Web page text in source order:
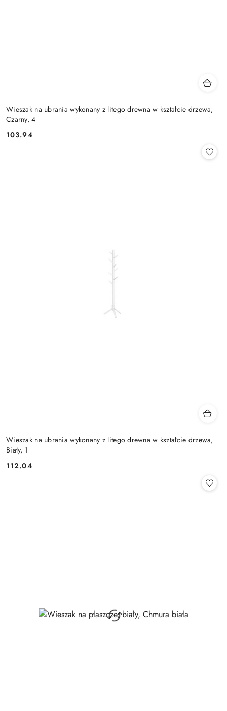
Wieszak na ubrania wykonany z litego drewna w kształcie drzewa,
Czarny, 4
Cena:
103.94
Wieszak na ubrania wykonany z litego drewna w kształcie drzewa,
Biały, 1
Cena:
112.04